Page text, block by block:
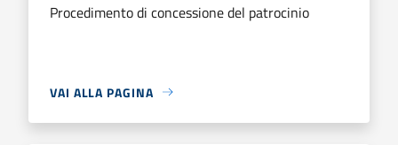
Procedimento di concessione del patrocinio
VAI ALLA PAGINA